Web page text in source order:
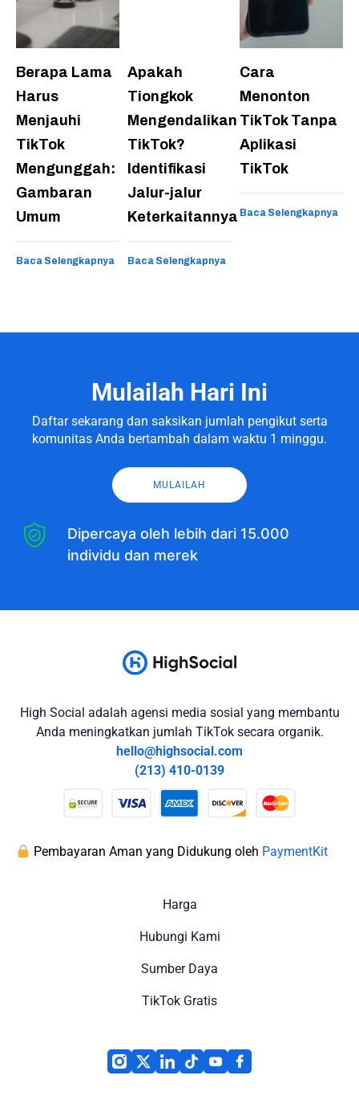
Berapa Lama
Harus
Menjauhi
TikTok
Mengunggah:
Gambaran
Umum
Baca Selengkapnya
Apakah
Tiongkok
Mengendalikan
TikTok?
Identifikasi
Jalur-jalur
Keterkaitannya
Baca Selengkapnya
Cara
Menonton
TikTok Tanpa
Aplikasi
TikTok
Baca Selengkapnya
Mulailah Hari Ini
Daftar sekarang dan saksikan jumlah pengikut serta
komunitas Anda bertambah dalam waktu 1 minggu.
MULAILAH
Dipercaya oleh lebih dari 15.000
individu dan merek
High Social adalah agensi media sosial yang membantu
Anda meningkatkan jumlah TikTok secara organik.
hello@highsocial.com
(213) 410-0139
Pembayaran Aman yang Didukung oleh PaymentKit
Harga
Hubungi Kami
Sumber Daya
TikTok Gratis